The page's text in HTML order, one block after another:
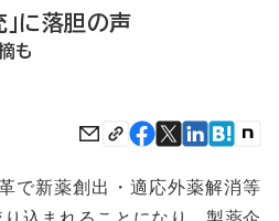
」に落胆の声
も
で新薬創出・適応外薬解消等